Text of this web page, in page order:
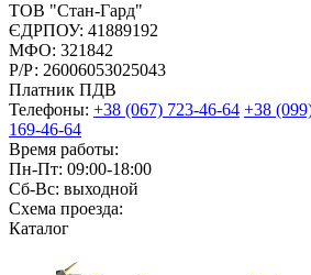
ТОВ "Стан-Гард"
ЄДРПОУ: 41889192
МФО: 321842
Р/Р: 26006053025043
Платник ПДВ
Телефоны: +38 (067) 723-46-64 +38
169-46-64
Время работы:
Пн-Пт: 09:00-18:00
Сб-Вс: выходной
Схема проезда:
Каталог